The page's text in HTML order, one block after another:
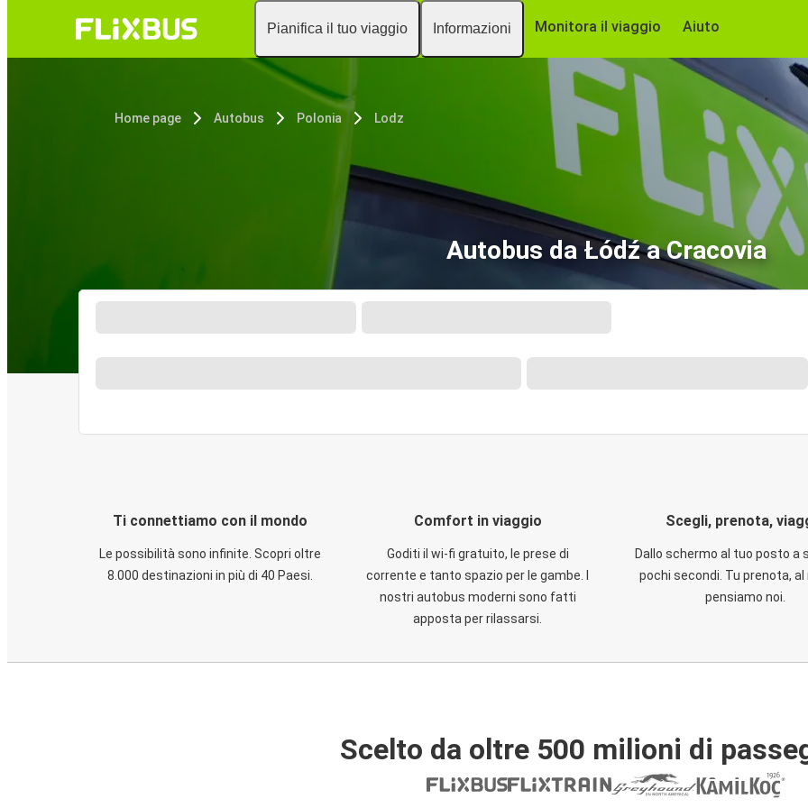
Pianifica il tuo viaggio Informazioni Monitora il viaggio Aiuto
Home page Autobus Polonia Lodz
Autobus da Łódź a Cracovia
Ti connettiamo con il mondo
Le possibilità sono infinite. Scopri oltre
8.000 destinazioni in più di 40 Paesi.
Comfort in viaggio
Goditi il wi-fi gratuito, le prese di
corrente e tanto spazio per le gambe. I
nostri autobus moderni sono fatti
apposta per rilassarsi.
Scegli, prenota,
Dallo schermo al tuo posto a
pochi secondi. Tu prenota,
pensiamo noi.
Scelto da oltre 500 milioni di